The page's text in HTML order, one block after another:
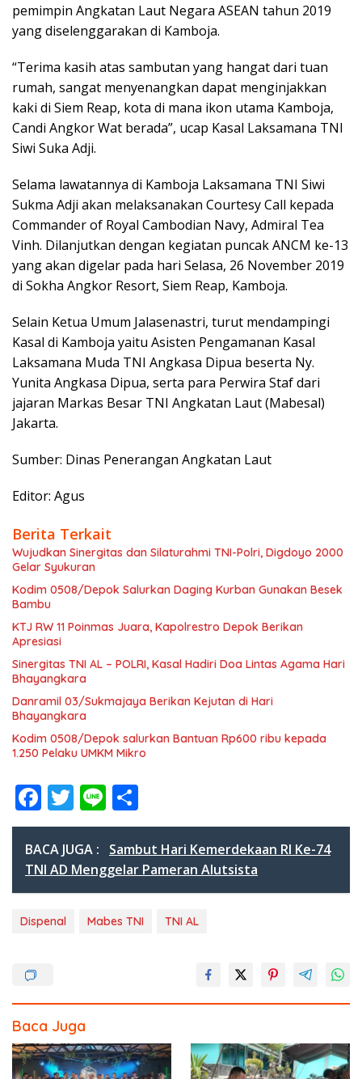
pemimpin Angkatan Laut Negara ASEAN tahun 2019
yang diselenggarakan di Kamboja.
“Terima kasih atas sambutan yang hangat dari tuan
rumah, sangat menyenangkan dapat menginjakkan
kaki di Siem Reap, kota di mana ikon utama Kamboja,
Candi Angkor Wat berada”, ucap Kasal Laksamana TNI
Siwi Suka Adji.
Selama lawatannya di Kamboja Laksamana TNI Siwi
Sukma Adji akan melaksanakan Courtesy Call kepada
Commander of Royal Cambodian Navy, Admiral Tea
Vinh. Dilanjutkan dengan kegiatan puncak ANCM ke-13
yang akan digelar pada hari Selasa, 26 November 2019
di Sokha Angkor Resort, Siem Reap, Kamboja.
Selain Ketua Umum Jalasenastri, turut mendampingi
Kasal di Kamboja yaitu Asisten Pengamanan Kasal
Laksamana Muda TNI Angkasa Dipua beserta Ny.
Yunita Angkasa Dipua, serta para Perwira Staf dari
jajaran Markas Besar TNI Angkatan Laut (Mabesal)
Jakarta.
Sumber: Dinas Penerangan Angkatan Laut
Editor: Agus
Berita Terkait
Wujudkan Sinergitas dan Silaturahmi TNI-Polri, Digdoyo 2000
Gelar Syukuran
Kodim 0508/Depok Salurkan Daging Kurban Gunakan Besek
Bambu
KTJ RW 11 Poinmas Juara, Kapolrestro Depok Berikan
Apresiasi
Sinergitas TNI AL – POLRI, Kasal Hadiri Doa Lintas Agama Hari
Bhayangkara
Danramil 03/Sukmajaya Berikan Kejutan di Hari
Bhayangkara
Kodim 0508/Depok salurkan Bantuan Rp600 ribu kepada
1.250 Pelaku UMKM Mikro
F
ac
e
b
o
o
T
w
itt
er
Li
n
e
h
ar
e
BACA JUGA :
Sambut Hari Kemerdekaan RI Ke-74
TNI AD Menggelar Pameran Alutsista
Dispenal Mabes TNI TNI AL
Baca Juga